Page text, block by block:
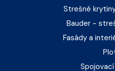
Strešné
Bauder -
Fasády a